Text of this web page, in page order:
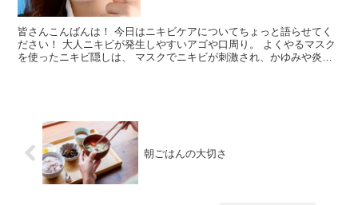
皆さんこんばんは！ 今日はニキビケアについてちょっと語らせてく
ださい！ 大人ニキビが発生しやすいアゴや口周り。 よくやるマスク
を使ったニキビ隠しは、 マスクでニキビが刺激され、かゆみや炎症
朝ごはんの大切さ